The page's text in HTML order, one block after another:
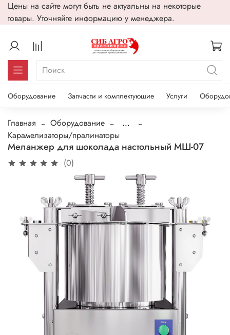
Цены на сайте могут быть не актуальны на некоторые
товары. Уточняйте информацию у менеджера.
Оборудование Запчасти и комплектующие Услуги
Главная Оборудование
...
Карамелизаторы/пралинаторы
Меланжер для шоколада настольный МШ-07
(0)